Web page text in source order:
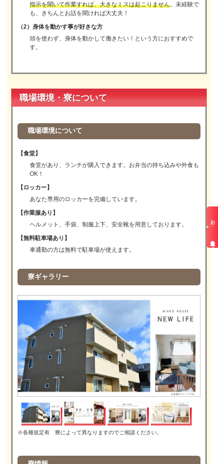
お仕事検索
最近見た求人
指示を聞いて作業すれば、大きなミスは起こりません。未経験で
も、きちんとお話を聞ければ大丈夫！
（2）身体を動かす事が好きな方
頭を使わず、身体を動かして働きたい！という方におすすめで
す。
職場環境・寮について
職場環境について
【食堂】
食堂があり、ランチが購入できます。お弁当の持ち込みや外食も
OK！
【ロッカー】
あなた専用のロッカーを完備しています。
【作業服あり】
ヘルメット、手袋、制服上下、安全靴を用意しております。
【無料駐車場あり】
車通勤の方は無料で駐車場が使えます。
寮ギャラリー
※各種規定有 寮によって異なりますのでご相談ください。